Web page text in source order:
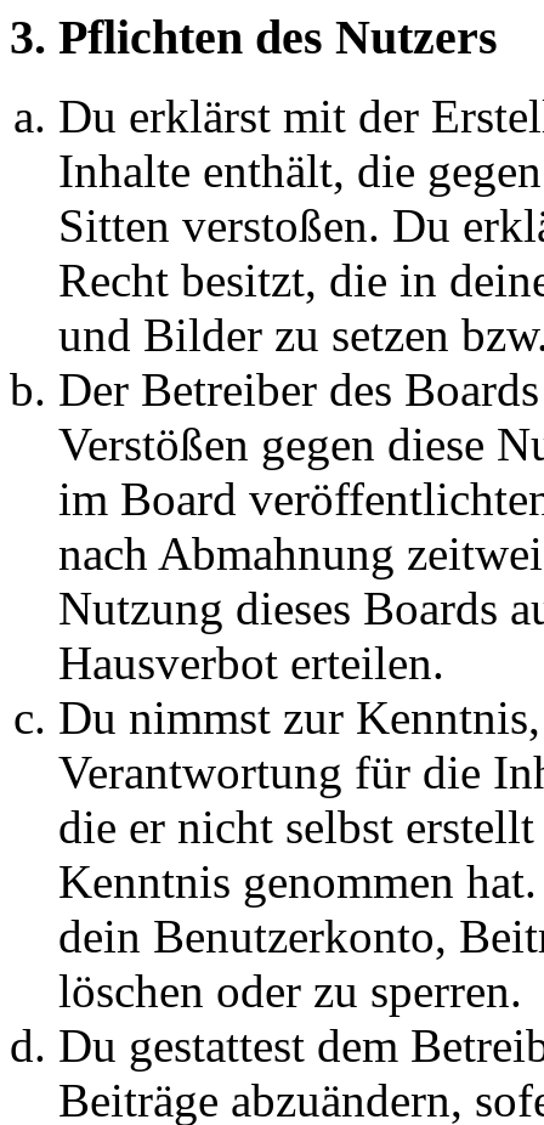
3. Pflichten des Nutzers
Du erklärst mit der
Inhalte enthält, die
Sitten verstoßen. Du
Recht besitzt, die in
und Bilder zu setzen
Der Betreiber des
Verstößen gegen diese
im Board
nach Abmahnung
Nutzung dieses Boards
Hausverbot erteilen.
Du nimmst zur
Verantwortung für die
die er nicht selbst
Kenntnis genommen
dein Benutzerkonto,
löschen oder zu sperren.
Du gestattest dem
Beiträge abzuändern,